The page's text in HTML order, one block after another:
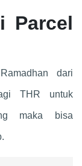
Parcel
dari
THR untuk
maka bisa